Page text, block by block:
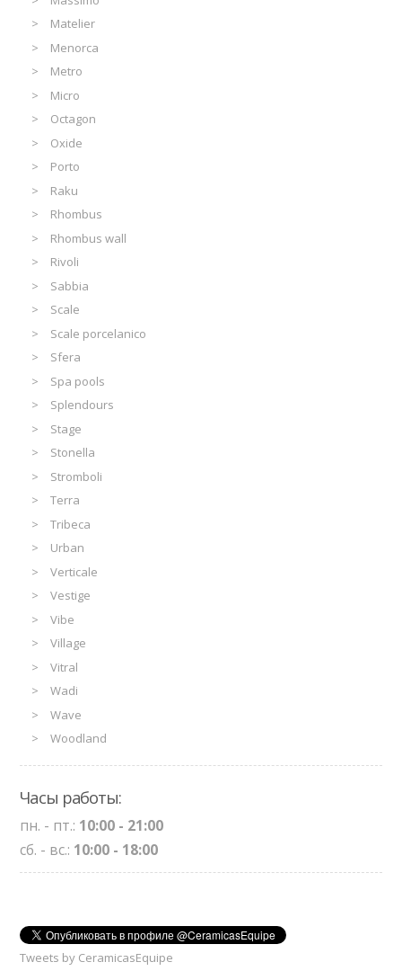
Matelier
Menorca
Metro
Micro
Octagon
Oxide
Porto
Raku
Rhombus
Rhombus wall
Rivoli
Sabbia
Scale
Scale porcelanico
Sfera
Spa pools
Splendours
Stage
Stonella
Stromboli
Terra
Tribeca
Urban
Verticale
Vestige
Vibe
Village
Vitral
Wadi
Wave
Woodland
Часы работы:
пн. - пт.: 10:00 - 21:00
сб. - вс.: 10:00 - 18:00
Tweets by CeramicasEquipe